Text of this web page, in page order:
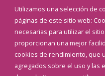
Utilizamos una selección de
páginas de este sitio web:
necesarias para utilizar el
proporcionan una mejor
cookies de rendimiento, que
agregados sobre el uso y las